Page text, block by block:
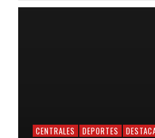
CENTRALES DEPORTES